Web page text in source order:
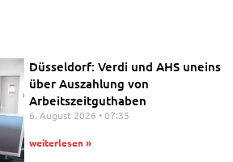
Düsseldorf: Verdi und AHS uneins
über Auszahlung von
Arbeitszeitguthaben
6. August 2026 07:35
weiterlesen »